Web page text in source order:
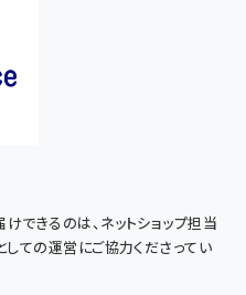
できるのは、ネットショップ担当
ての運営にご協力くださってい